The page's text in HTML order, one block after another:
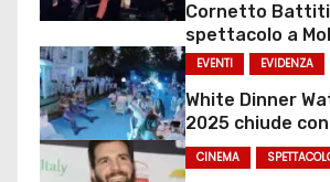
Cornetto Battiti
spettacolo a
EVENTI EVIDENZA
White Dinner
2025 chiude
CINEMA